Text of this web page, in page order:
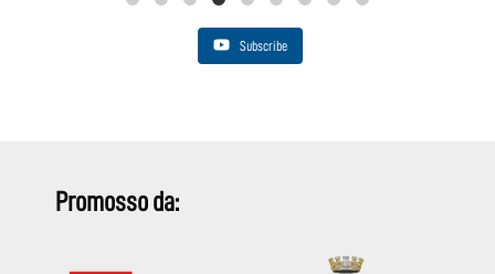
Subscribe
Promosso da: